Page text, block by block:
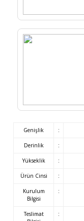
Genişlik :
Derinlik :
Yükseklik :
Ürün Cinsi :
Kurulum
Bilgisi
:
Teslimat
: